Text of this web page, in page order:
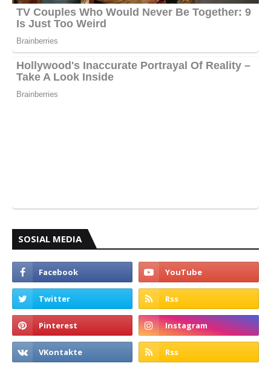
SOSIAL MEDIA